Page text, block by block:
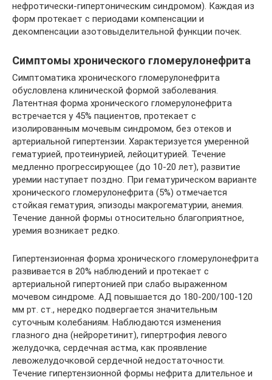
нефротически-гипертоническим синдромом). Каждая из
форм протекает с периодами компенсации и
декомпенсации азотовыделительной функции почек.
Симптомы хронического гломерулонефрита
Симптоматика хронического гломерулонефрита
обусловлена клинической формой заболевания.
Латентная форма хронического гломерулонефрита
встречается у 45% пациентов, протекает с
изолированным мочевым синдромом, без отеков и
артериальной гипертензии. Характеризуется умеренной
гематурией, протеинурией, лейоцитурией. Течение
медленно прогрессирующее (до 10-20 лет), развитие
уремии наступает поздно. При гематурическом варианте
хронического гломерулонефрита (5%) отмечается
стойкая гематурия, эпизоды макрогематурии, анемия.
Течение данной формы относительно благоприятное,
уремия возникает редко.
Гипертензионная форма хронического гломерулонефрита
развивается в 20% наблюдений и протекает с
артериальной гипертонией при слабо выраженном
мочевом синдроме. АД повышается до 180-200/100-120
мм рт. ст., нередко подвергается значительным
суточным колебаниям. Наблюдаются изменения
глазного дна (нейроретинит), гипертрофия левого
желудочка, сердечная астма, как проявление
левожелудочковой сердечной недостаточности.
Течение гипертензионной формы нефрита длительное и